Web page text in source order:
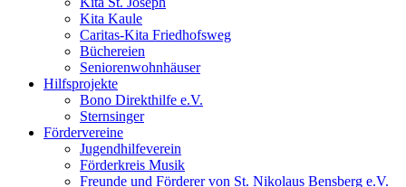
Kita Kaule
Caritas-Kita Friedhofsweg
Büchereien
Seniorenwohnhäuser
Hilfsprojekte
Bono Direkthilfe e.V.
Sternsinger
Fördervereine
Jugendhilfeverein
Förderkreis Musik
Freunde und Förderer von St. Nikolaus Bensberg e.V.